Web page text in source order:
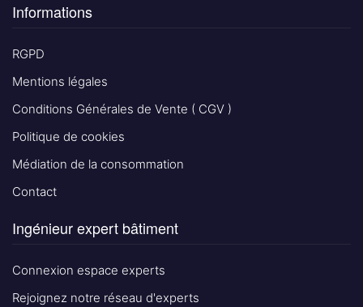
Informations
RGPD
Mentions légales
Conditions Générales de Vente ( CGV )
Politique de cookies
Médiation de la consommation
Contact
Ingénieur expert bâtiment
Connexion espace experts
Rejoignez notre réseau d'experts